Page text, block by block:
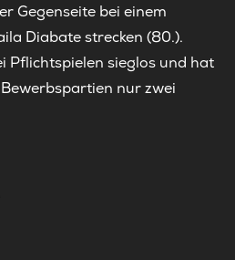
Gegenseite bei einem
Diabate strecken (80.).
Pflichtspielen sieglos und hat
nur zwei